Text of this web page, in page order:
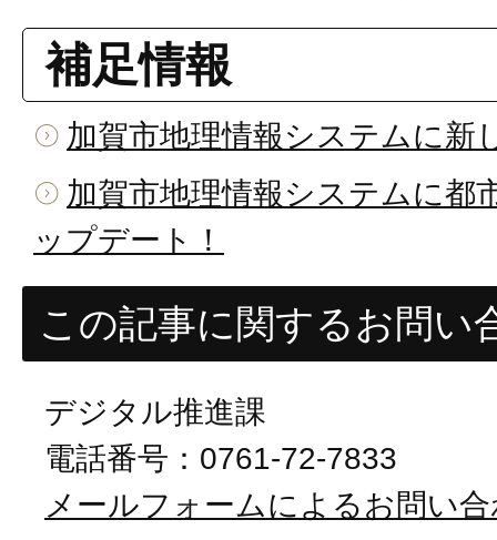
補足情報
加賀市地理情報システムに新
加賀市地理情報システムに都
ップデート！
この記事に関するお問い
デジタル推進課
電話番号：0761-72-7833
メールフォームによるお問い